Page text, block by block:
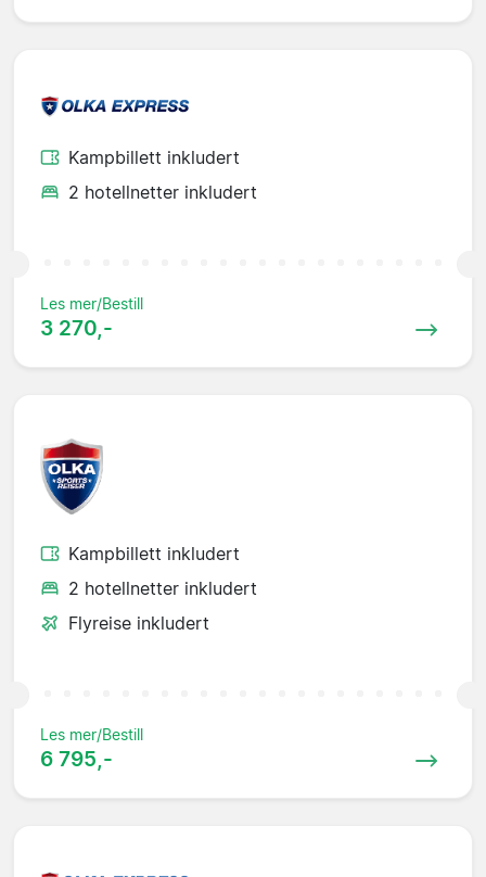
Kampbillett inkludert
2 hotellnetter inkludert
Les mer/Bestill
3 270,-
Kampbillett inkludert
2 hotellnetter inkludert
Flyreise inkludert
Les mer/Bestill
6 795,-